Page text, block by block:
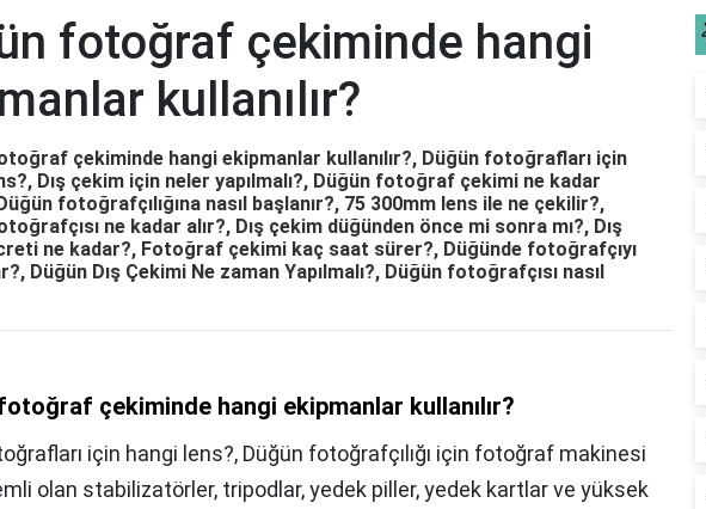
fotoğraf çekiminde hangi
kullanılır?
çekiminde hangi ekipmanlar kullanılır?, Düğün fotoğrafları için
Dış çekim için neler yapılmalı?, Düğün fotoğraf çekimi ne kadar
fotoğrafçılığına nasıl başlanır?, 75 300mm lens ile ne çekilir?,
ne kadar alır?, Dış çekim düğünden önce mi sonra mı?, Dış
ne kadar?, Fotoğraf çekimi kaç saat sürer?, Düğünde fotoğrafçıyı
Düğün Dış Çekimi Ne zaman Yapılmalı?, Düğün fotoğrafçısı nasıl
çekiminde hangi ekipmanlar kullanılır?
için hangi lens?, Düğün fotoğrafçılığı için fotoğraf makinesi
olan stabilizatörler, tripodlar, yedek piller, yedek kartlar ve yüksek